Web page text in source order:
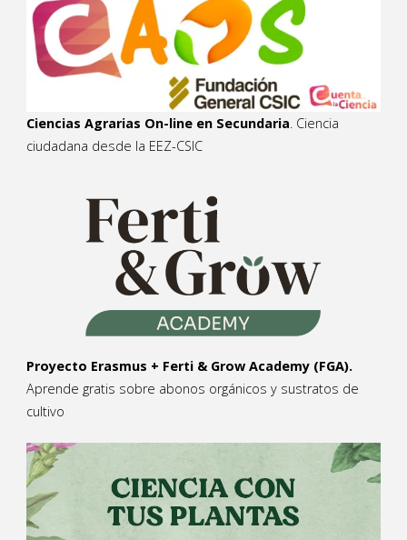
Ciencias Agrarias On-line en Secundaria. Ciencia
ciudadana desde la EEZ-CSIC
Proyecto Erasmus + Ferti & Grow Academy (FGA).
Aprende gratis sobre abonos orgánicos y sustratos de
cultivo